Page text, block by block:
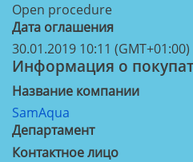
Open procedure
Дата оглашения
30.01.2019 10:11 (GMT+01:00)
Информация о
Название компании
SamAqua
Департамент
Контактное лицо